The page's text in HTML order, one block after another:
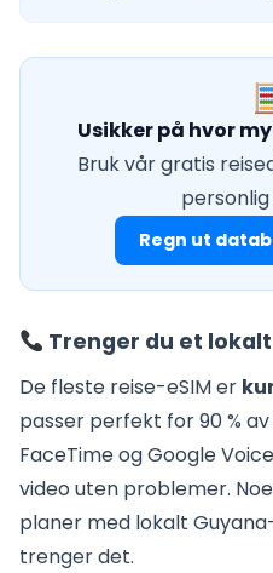
Usikker på hvor
Bruk vår gratis
Regn ut
Trenger du et
De fleste reise-eSIM er
passer perfekt for 90 %
FaceTime og Google
video uten problemer.
planer med lokalt
trenger det.